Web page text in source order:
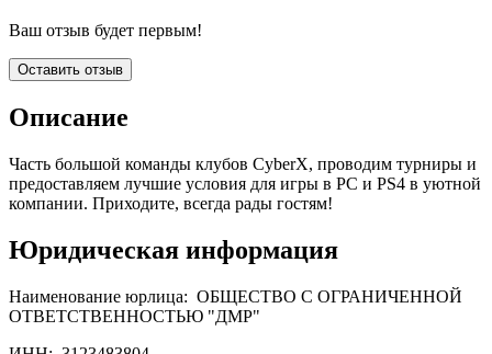
Ваш отзыв будет первым!
Оставить отзыв
Описание
Часть большой команды клубов CyberX, проводим турниры и
предоставляем лучшие условия для игры в PC и PS4 в уютной
компании. Приходите, всегда рады гостям!
Юридическая информация
Наименование юрлица: ОБЩЕСТВО С ОГРАНИЧЕННОЙ
ОТВЕТСТВЕННОСТЬЮ "ДМР"